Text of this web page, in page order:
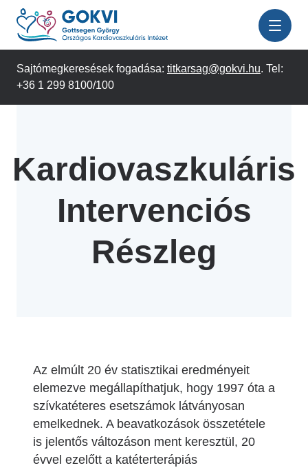
Ugrás
tartalomra
Sajtómegkeresések fogadása: titkarsag@gokvi.hu. Tel:
+36 1 299 8100/100
Kardiovaszkuláris
Intervenciós
Részleg
Az elmúlt 20 év statisztikai eredményeit
elemezve megállapíthatjuk, hogy 1997 óta a
szívkatéteres esetszámok látványosan
emelkednek. A beavatkozások összetétele
is jelentős változáson ment keresztül, 20
évvel ezelőtt a katéterterápiás